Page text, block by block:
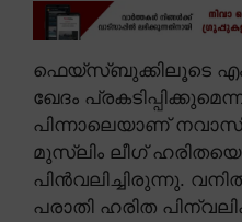
ഫെയ്സ്ബുക്കിലൂടെ
ഖേദം
പിന്നാലെയാണ്
മുസ്ലിം ലീഗ് ഹരിതയെ
പിൻവലിച്ചിരുന്നു.
പരാതി ഹരിത